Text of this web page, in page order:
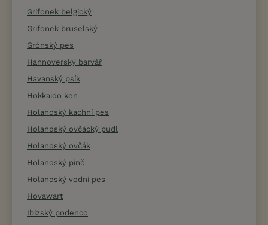
Grifonek belgický
Grifonek bruselský
Grónský pes
Hannoverský barvář
Havanský psík
Hokkaido ken
Holandský kachní pes
Holandský ovčácký pudl
Holandský ovčák
Holandský pinč
Holandský vodní pes
Hovawart
Ibizský podenco